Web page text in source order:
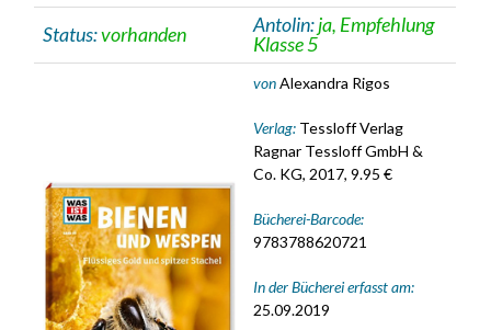
Status:vorhanden Antolin:ja, Empfehlung
Klasse 5
vonAlexandra Rigos
Verlag: Tessloff Verlag
Ragnar Tessloff GmbH &
Co. KG, 2017, 9.95 €
Bücherei-Barcode:
9783788620721
In der Bücherei erfasst am:
25.09.2019